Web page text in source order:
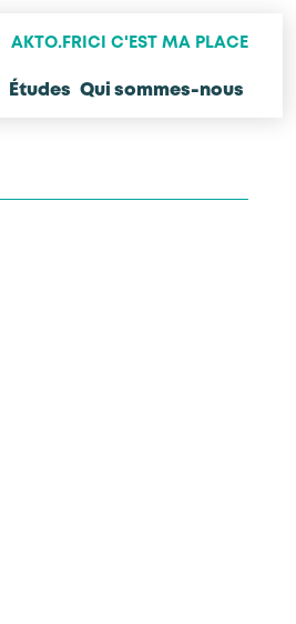
AKTO.FR ICI C'EST MA PLACE
Études Qui sommes-nous